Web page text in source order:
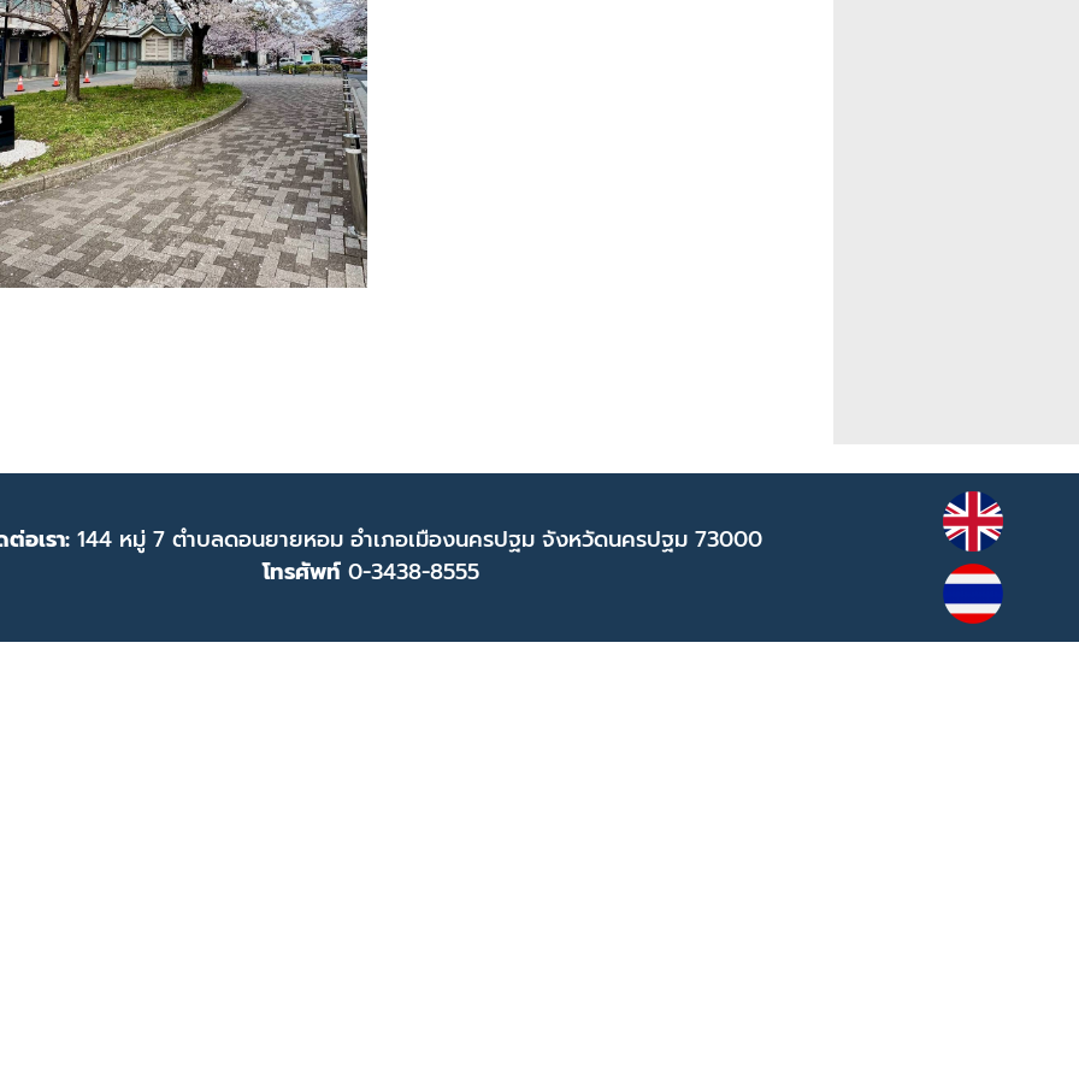
อเรา:144 หมู่ 7 ตำบลดอนยายหอม อำเภอเมืองนครปฐม จังหวัดนครปฐม 73000
โทรศัพท์0-3438-8555